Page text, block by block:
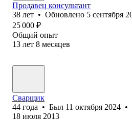
Продавец консультант
38 лет • Обновлено 5 сентября
25 000 ₽
Общий опыт
13 лет 8 месяцев
Сварщик
44 года • Был 11 октября 2024 •
18 июля 2013